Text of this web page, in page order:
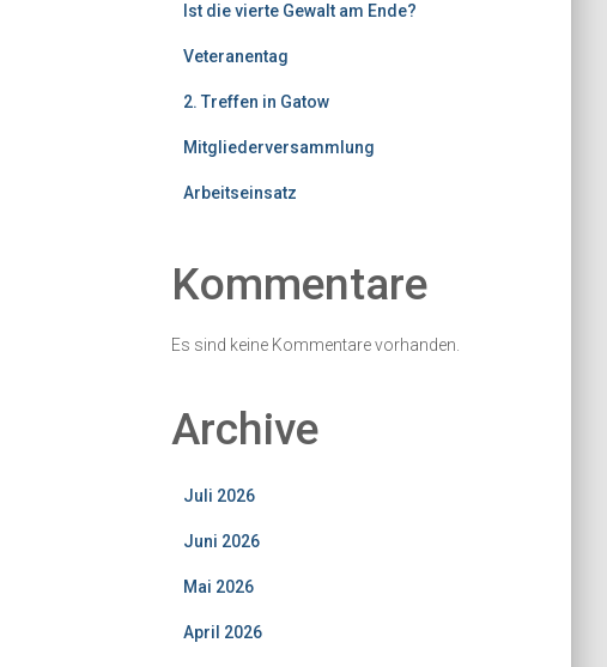
Ist die vierte Gewalt am Ende?
Veteranentag
2. Treffen in Gatow
Mitgliederversammlung
Arbeitseinsatz
Kommentare
Es sind keine Kommentare vorhanden.
Archive
Juli 2026
Juni 2026
Mai 2026
April 2026